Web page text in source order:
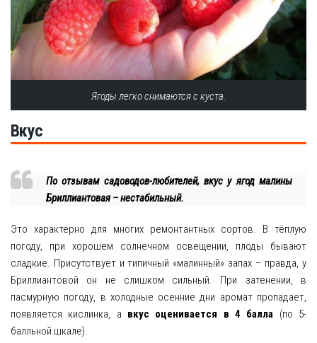
Ягоды легко снимаются с куста.
Вкус
По отзывам садоводов-любителей, вкус у ягод малины
Бриллиантовая – нестабильный.
Это характерно для многих ремонтантных сортов. В тёплую
погоду, при хорошем солнечном освещении, плоды бывают
сладкие. Присутствует и типичный «малинный» запах – правда, у
Бриллиантовой он не слишком сильный. При затенении, в
пасмурную погоду, в холодные осенние дни аромат пропадает,
появляется кислинка, а вкус оценивается в 4 балла (по 5-
балльной шкале).